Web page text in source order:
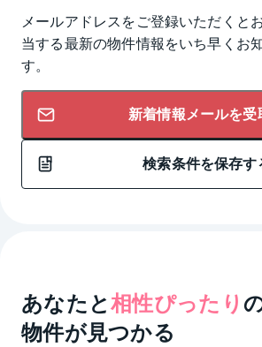
メールアドレスをご登録いただくと
当する最新の物件情報をいち早くお
す。
新着情報メールを受
検索条件を保存す
あなたと相性ぴったり
物件が見つかる